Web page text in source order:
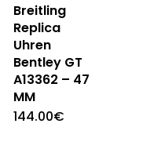
Breitling
Replica
Uhren
Bentley GT
A13362 – 47
MM
144.00€